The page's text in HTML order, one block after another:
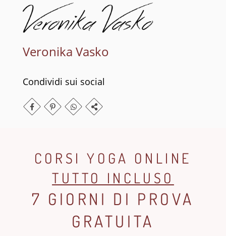
Veronika Vasko
Condividi sui social
CORSI YOGA ONLINE
TUTTO INCLUSO
7 GIORNI DI PROVA
GRATUITA